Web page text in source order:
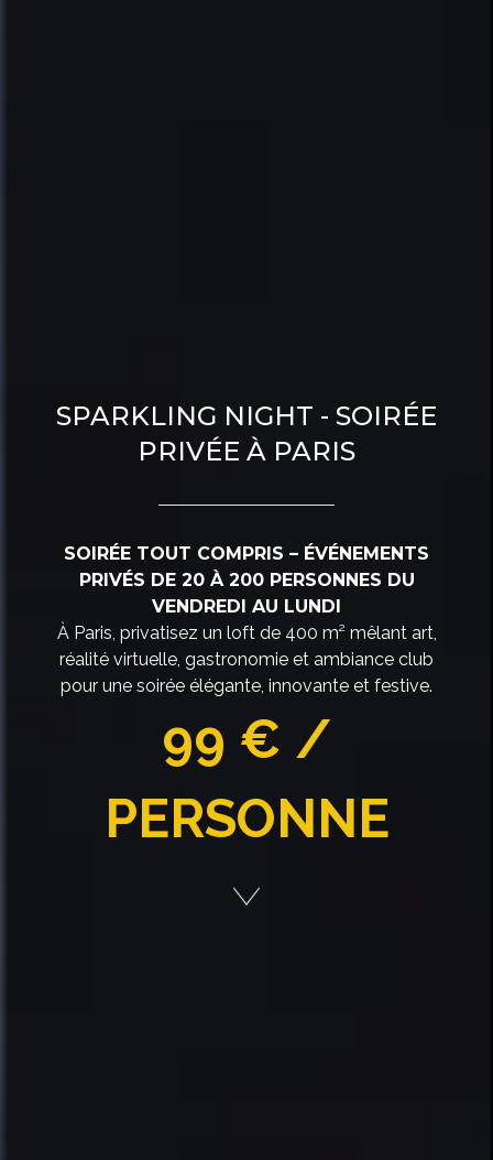
SPARKLING NIGHT - SOIRÉE
PRIVÉE À PARIS
SOIRÉE TOUT COMPRIS – ÉVÉNEMENTS
PRIVÉS DE 20 À 200 PERSONNES DU
VENDREDI AU LUNDI
À Paris, privatisez un loft de 400 m² mêlant art,
réalité virtuelle, gastronomie et ambiance club
pour une soirée élégante, innovante et festive.
99 € /
PERSONNE